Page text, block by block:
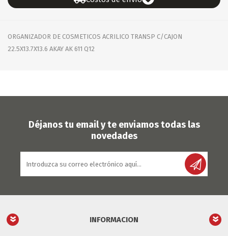
ORGANIZADOR DE COSMETICOS ACRILICO TRANSP C/CAJON
22.5X13.7X13.6 AKAY AK 611 Q12
Déjanos tu email y te enviamos todas las
novedades
INFORMACION